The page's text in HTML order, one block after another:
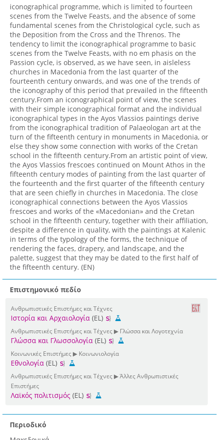
iconographical programme, which is limited to fourteen
scenes from the Twelve Feasts, and the absence of some
fundamental scenes from the Christological cycle, such as
the Deposition from the Cross and the Threnos. The
tendency to limit the iconographical programme to basic
scenes from the Twelve Feasts, with no em phasis on the
Passion cycle, is observed, as we have seen, in aisleless
churches in Macedonia from the last quarter of the
fourteenth century onwards, and was one of the trends of
the iconography of this period that prevailed in the fifteenth
century.From an iconographical point of view, the scenes
with their simple iconographical format and the individual
iconographical types in the Ayos Vlassios paintings derive
from the iconographical tradition of Palaeologan art at the
turn of the fifteenth century in monuments in Macedonia, or
else they show some connection with works of the Cretan
school in the fifteenth century.From an artistic point of view,
the Ayos Vlassios frescoes continued on Mount Athos in the
fifteenth century modes of painting from the last quarter of
the fourteenth and the first quarter of the fifteenth century
that are seen chiefly in churches in Macedonia. The close
iconographical connections between the Ayos Vlassios
frescoes and works of the «Macedonian» and the Cretan
school in the fifteenth century, together with their affiliation,
despite a difference in quality, with the paintings at Kalenic
in terms of the typology of the forms, the technique of
rendering the faces, drapery, and landscape, and the
palette, suggest that they may be dated to the first half of
the fifteenth century. (EN)
Επιστημονικό πεδίο
Ανθρωπιστικές Επιστήμες και Τέχνες
Ιστορία και Αρχαιολογία (EL)
Ανθρωπιστικές Επιστήμες και Τέχνες ▶ Γλώσσα και Λογοτεχνία
Γλώσσα και Γλωσσολογία (EL)
Κοινωνικές Επιστήμες ▶ Κοινωνιολογία
Εθνολογία (EL)
Ανθρωπιστικές Επιστήμες και Τέχνες ▶ Άλλες Ανθρωπιστικές
Επιστήμες
Λαϊκός πολιτισμός (EL)
Περιοδικό